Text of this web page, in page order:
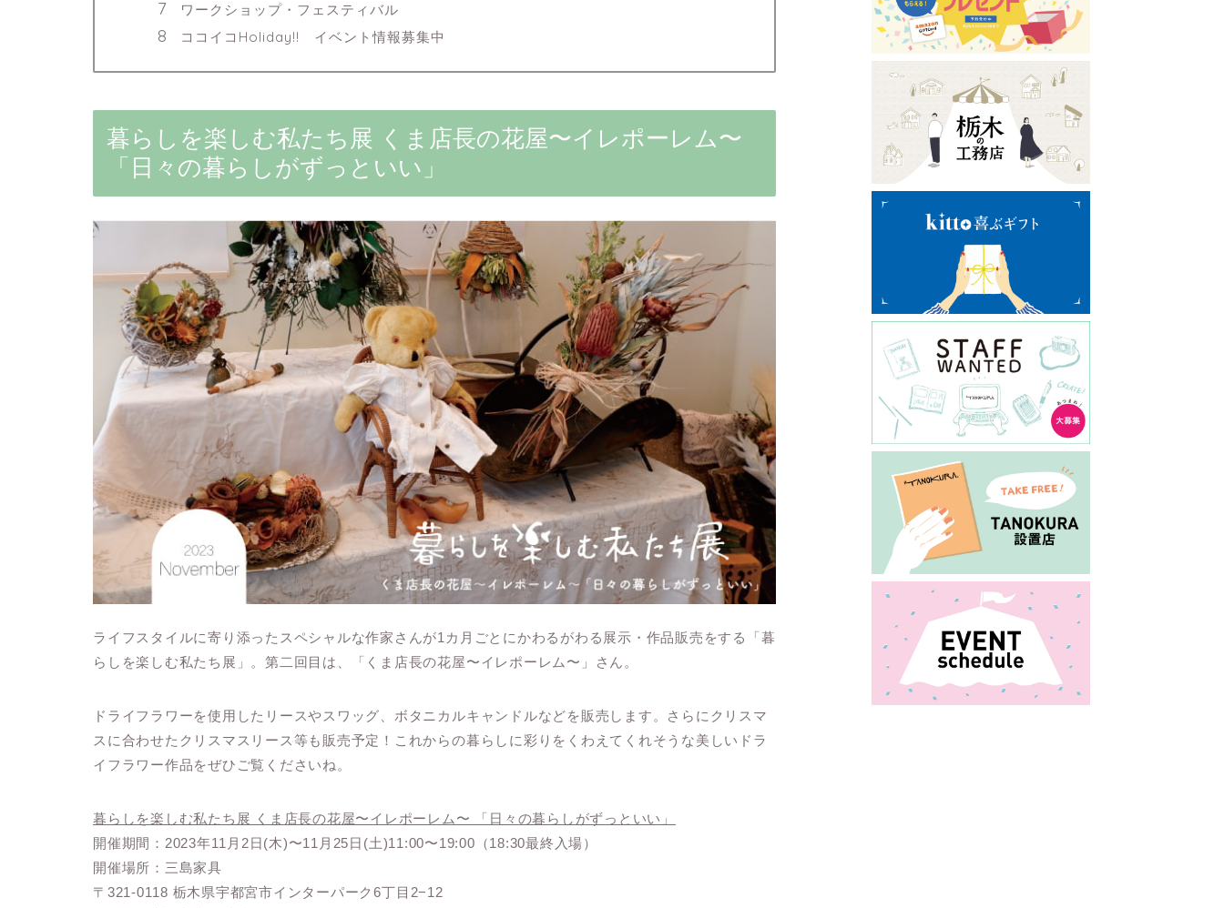
ワークショップ・フェスティバル
ココイコHoliday!! イベント情報募集中
暮らしを楽しむ私たち展 くま店長の花屋〜イレポーレム〜
「日々の暮らしがずっといい」
ライフスタイルに寄り添ったスペシャルな作家さんが1カ月ごとにかわるがわる展示・作品販売をする「暮
らしを楽しむ私たち展」。第二回目は、「くま店長の花屋〜イレポーレム〜」さん。
ドライフラワーを使用したリースやスワッグ、ボタニカルキャンドルなどを販売します。さらにクリスマ
スに合わせたクリスマスリース等も販売予定！これからの暮らしに彩りをくわえてくれそうな美しいドラ
イフラワー作品をぜひご覧くださいね。
暮らしを楽しむ私たち展 くま店長の花屋〜イレポーレム〜 「日々の暮らしがずっといい」
開催期間：2023年11月2日(木)〜11月25日(土)11:00〜19:00（18:30最終入場）
開催場所：三島家具
〒321-0118 栃木県宇都宮市インターパーク6丁目2−12